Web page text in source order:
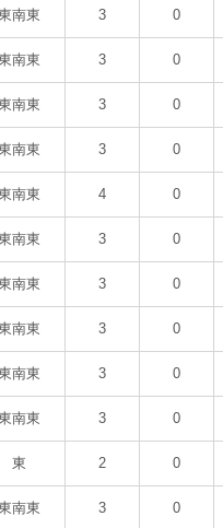
南東 3 0
南東 3 0
南東 3 0
南東 3 0
南東 4 0
南東 3 0
南東 3 0
南東 3 0
南東 3 0
南東 3 0
東 2 0
南東 3 0